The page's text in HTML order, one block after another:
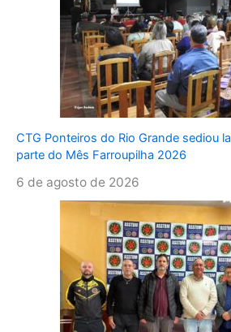
CTG Ponteiros do Rio Grande sediou
parte do Mês Farroupilha 2026
6 de agosto de 2026